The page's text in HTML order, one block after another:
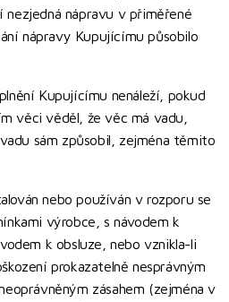
nezjedná nápravu v přiměřené
nápravy Kupujícímu působilo
Kupujícímu nenáleží, pokud
věci věděl, že věc má vadu,
sám způsobil, zejména těmito
nebo používán v rozporu se
výrobce, s návodem k
k obsluze, nebo vznikla-li
prokazatelně nesprávným
zásahem (zejména v